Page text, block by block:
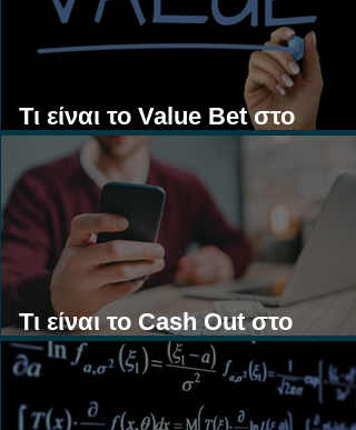
Τι είναι το Value Bet στο
Στοίχημα;
Τι είναι το Cash Out στο
Στοίχημα;